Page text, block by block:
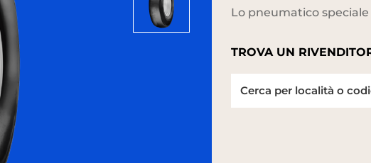
Lo pneumatico
TROVA UN